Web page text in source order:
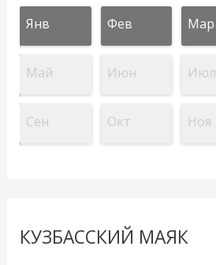
Янв Фев Мар
Май Июн Июл
Сен Окт Ноя
КУЗБАССКИЙ МАЯК